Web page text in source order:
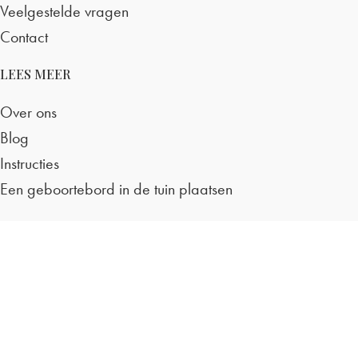
Veelgestelde vragen
Contact
LEES MEER
Over ons
Blog
Instructies
Een geboortebord in de tuin plaatsen